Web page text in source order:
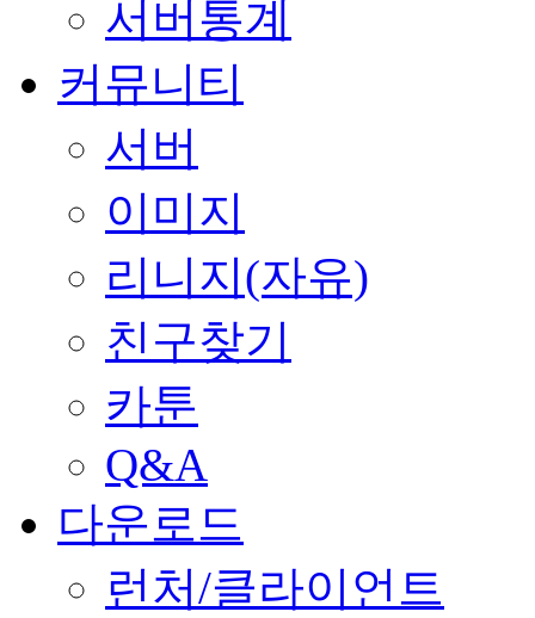
서버통계
커뮤니티
서버
이미지
리니지(자유)
친구찾기
카툰
Q&A
다운로드
런처/클라이언트